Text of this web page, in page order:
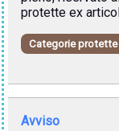
protette ex
Categorie protette
Avviso